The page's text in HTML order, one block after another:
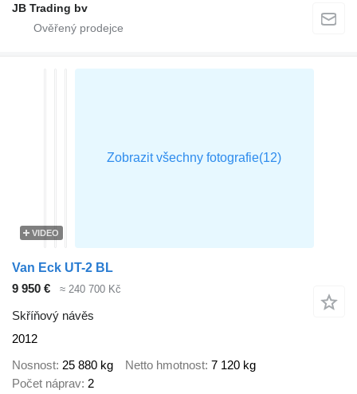
JB Trading bv
VIDEO
Van Eck UT-2 BL
9 950 €
≈ 240 700 Kč
Skříňový návěs
2012
Nosnost 25 880 kg Netto hmotnost 7 120 kg
Počet náprav 2